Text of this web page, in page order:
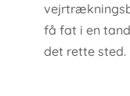
få fat i en
det rette sted.